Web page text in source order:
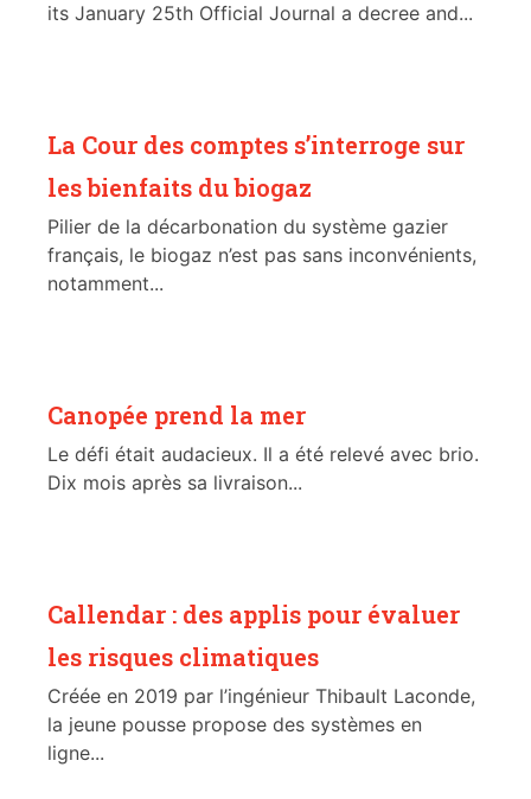
its January 25th Official Journal a decree and...
La Cour des comptes s’interroge sur
les bienfaits du biogaz
Pilier de la décarbonation du système gazier
français, le biogaz n’est pas sans inconvénients,
notamment...
Canopée prend la mer
Le défi était audacieux. Il a été relevé avec brio.
Dix mois après sa livraison...
Callendar : des applis pour évaluer
les risques climatiques
Créée en 2019 par l’ingénieur Thibault Laconde,
la jeune pousse propose des systèmes en
ligne...